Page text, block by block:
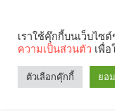
เราใช้คุ๊กกี้บนเว็บไซ
ความเป็นส่วนตัว เพื่อ
ตัวเลือกคุ๊กกี้ ยอ